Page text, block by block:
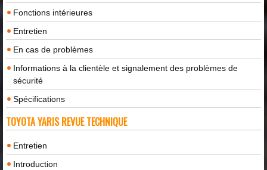
Fonctions intérieures
Entretien
En cas de problèmes
Informations à la clientèle et signalement des problèmes de
sécurité
Spécifications
TOYOTA YARIS REVUE TECHNIQUE
Entretien
Introduction